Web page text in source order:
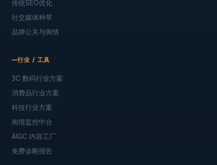
传统SEO优化
社交媒体种草
品牌公关与舆情
行业 / 工具
3C 数码行业方案
消费品行业方案
科技行业方案
舆情监控中台
AIGC 内容工厂
免费诊断报告